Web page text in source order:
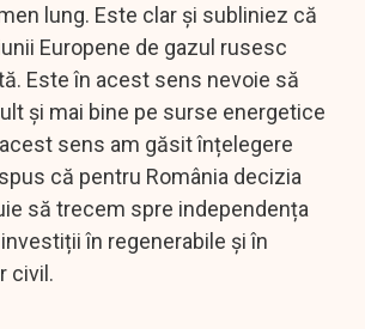
lung. Este clar și subliniez că
Europene de gazul rusesc
Este în acest sens nevoie să
și mai bine pe surse energetice
sens am găsit înțelegere
că pentru România decizia
să trecem spre independența
în regenerabile și în
civil.